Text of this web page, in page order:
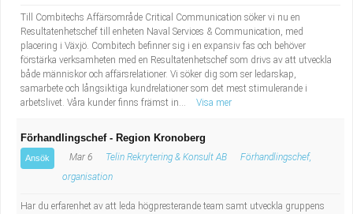
Till Combitechs Affärsområde Critical Communication söker vi nu en
Resultatenhetschef till enheten Naval Services & Communication, med
placering i Växjö. Combitech befinner sig i en expansiv fas och behöver
förstärka verksamheten med en Resultatenhetschef som drivs av att utveckla
både människor och affärsrelationer. Vi söker dig som ser ledarskap,
samarbete och långsiktiga kundrelationer som det mest stimulerande i
arbetslivet. Våra kunder finns främst in...
Visa mer
Förhandlingschef - Region Kronoberg
Ansök Mar 6 Telin Rekrytering & Konsult AB
Förhandlingschef,
organisation
Har du erfarenhet av att leda högpresterande team samt utveckla gruppens